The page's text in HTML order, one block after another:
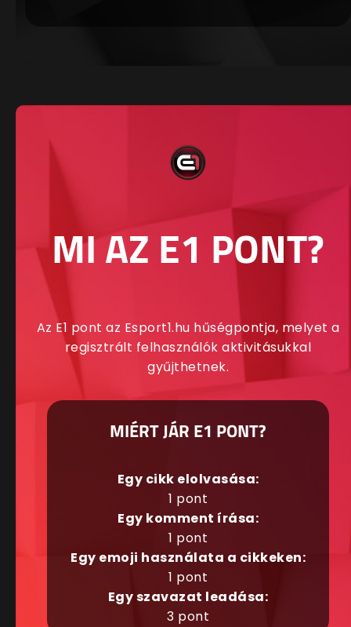
MI AZ E1 PONT?
Az E1 pont az Esport1.hu hűségpontja, melyet a
regisztrált felhasználók aktivitásukkal
gyűjthetnek.
MIÉRT JÁR E1 PONT?
Egy cikk elolvasása:
1 pont
Egy komment írása:
1 pont
Egy emoji használata a cikkeken:
1 pont
Egy szavazat leadása:
3 pont